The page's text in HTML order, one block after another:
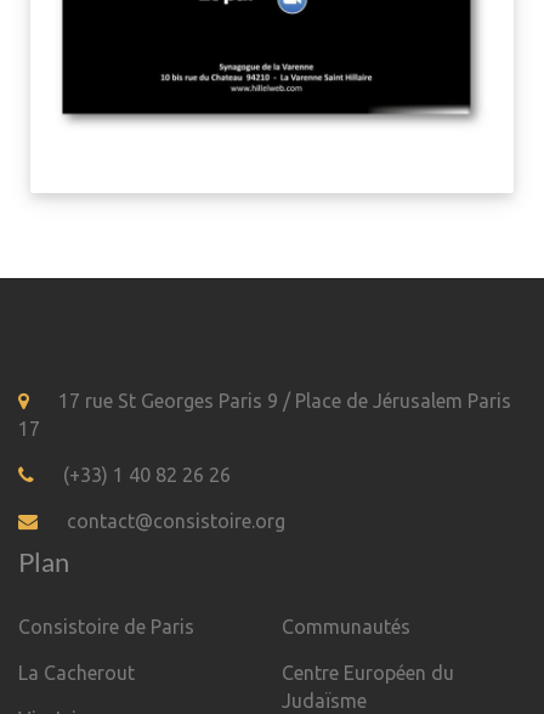
17 rue St Georges Paris 9 / Place de Jérusalem Paris
17
(+33) 1 40 82 26 26
contact@consistoire.org
Plan
Consistoire de Paris
La Cacherout
Communautés
Centre Européen du
Judaïsme